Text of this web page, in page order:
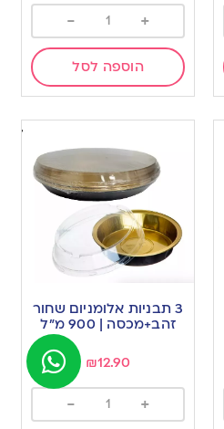
+
-
הוספה לסל
3 תבניות אלומניום שחור
זהב+מכסה | 900 מ”ל
₪12.90
+
-